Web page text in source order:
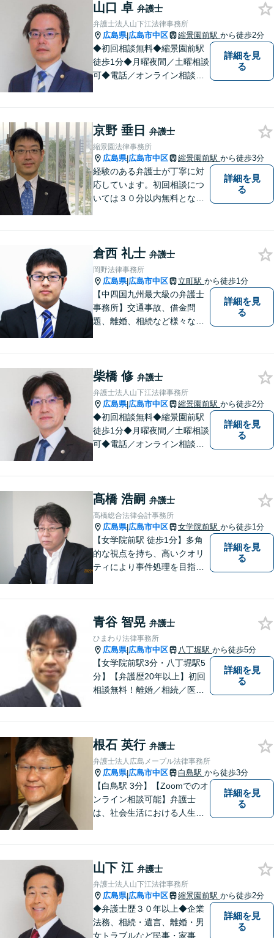
件、借金問題、消費者被害を
取り扱っております。
山口 卓 弁護士
弁護士法人山下江法律事務所
広島県|広島市中区 縮景園前駅 から徒歩2分
◆初回相談無料◆縮景園前駅
徒歩1分◆月曜夜間／土曜相談
可◆電話／オンライン相談可
等）、家事事件（離婚・相続
等）、刑事事件（刑事弁護、
告訴、犯罪被害者支援等）な
ど
詳細を見
る
京野 垂日 弁護士
縮景園法律事務所
広島県|広島市中区 縮景園前駅 から徒歩3分
経験のある弁護士が丁寧に対
応しています。初回相談につ
いては３０分以内無料となっ
詳細を見
る
倉西 礼士 弁護士
岡野法律事務所
広島県|広島市中区 立町駅 から徒歩1分
【中四国九州最大級の弁護士
事務所】交通事故、借金問
題、離婚、相続など様々な問
い！
詳細を見
る
柴橋 修 弁護士
弁護士法人山下江法律事務所
広島県|広島市中区 縮景園前駅 から徒歩2分
◆初回相談無料◆縮景園前駅
徒歩1分◆月曜夜間／土曜相談
可◆電話／オンライン相談可
ルなど民事・家事事件全般、
刑事弁護など
詳細を見
る
髙橋 浩嗣 弁護士
髙橋総合法律会計事務所
広島県|広島市中区 女学院前駅 から徒歩1分
【女学院前駅 徒歩1分】多角
的な視点を持ち、高いクオリ
ティにより事件処理を目指し
詳細を見
る
青谷 智晃 弁護士
ひまわり法律事務所
広島県|広島市中区 八丁堀駅 から徒歩5分
【女学院前駅3分・八丁堀駅5
分】【弁護歴20年以上】初回
相談無料！離婚／相続／医療
結果に納得いただけるよう尽
力します！【駐車場有】
詳細を見
る
根石 英行 弁護士
弁護士法人広島メープル法律事務所
広島県|広島市中区 白島駅 から徒歩3分
【白鳥駅 3分】【Zoomでのオ
ンライン相談可能】弁護士
は、社会生活における人生の
整えておりますので、困った
とき、迷ったときはお気軽に
ご相談ください。
詳細を見
る
山下 江 弁護士
弁護士法人山下江法律事務所
広島県|広島市中区 縮景園前駅 から徒歩2分
◆弁護士歴３０年以上◆企業
法務、相続・遺言、離婚・男
女トラブルなど民事・家事事
詳細を見
る